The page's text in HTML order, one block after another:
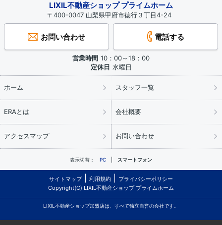
LIXIL不動産ショップ プライムホーム
〒400-0047 山梨県甲府市徳行３丁目4-24
お問い合わせ 電話する
営業時間 10：00～18：00
定休日 水曜日
ホーム スタッフ一覧
ERAとは 会社概要
アクセスマップ お問い合わせ
表示切替： PC スマートフォン
サイトマップ 利用規約
プライバシーポリシー
Copyright(C) LIXIL不動産ショップ プライムホーム
LIXIL不動産ショップ加盟店は、すべて独立自営の会社です。